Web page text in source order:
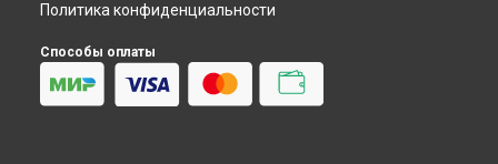
Политика конфиденциальности
Способы оплаты